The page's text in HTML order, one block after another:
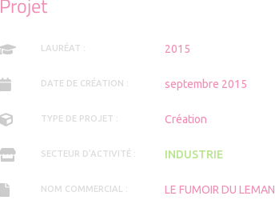
Projet
LAURÉAT : 2015
DATE DE CRÉATION : septembre 2015
TYPE DE PROJET : Création
SECTEUR D'ACTIVITÉ : INDUSTRIE
NOM COMMERCIAL : LE FUMOIR DU LEMAN